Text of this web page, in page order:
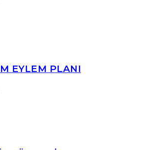
EYLEM PLANI